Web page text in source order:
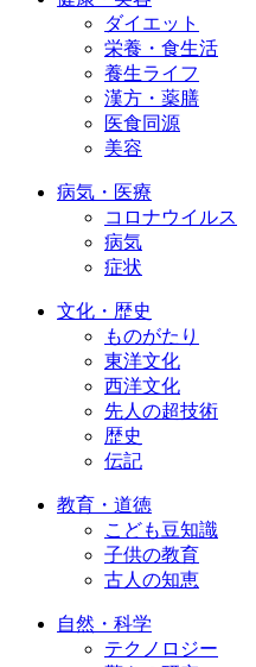
ダイエット
栄養・食生活
養生ライフ
漢方・薬膳
医食同源
美容
病気・医療
コロナウイルス
病気
症状
文化・歴史
ものがたり
東洋文化
西洋文化
先人の超技術
歴史
伝記
教育・道徳
こども豆知識
子供の教育
古人の知恵
自然・科学
テクノロジー